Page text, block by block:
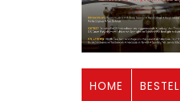
HOME BESTEL